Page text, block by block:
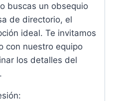
buscas un obsequio
de directorio, el
ideal. Te invitamos
con nuestro equipo
los detalles del